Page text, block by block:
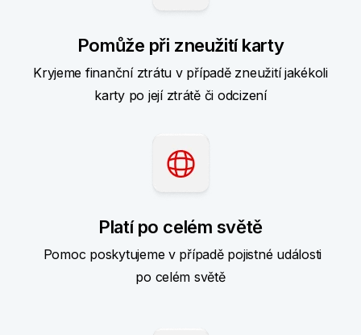
Pomůže při zneužití karty
Kryjeme finanční ztrátu v případě zneužití jakékoli
karty po její ztrátě či odcizení
Platí po celém světě
Pomoc poskytujeme v případě pojistné události
po celém světě